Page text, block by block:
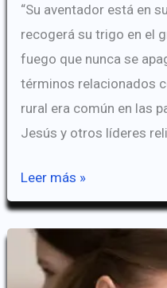
“Su aventador está en
recogerá su trigo en el
fuego que nunca se
términos relacionados
rural era común en las
Jesús y otros líderes
El
Aventador
Leer más »